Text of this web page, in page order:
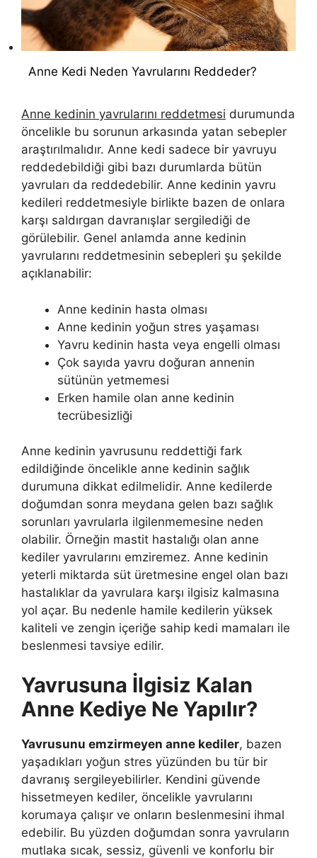
Anne Kedi Neden Yavrularını Reddeder?
Anne kedinin yavrularını reddetmesi durumunda
öncelikle bu sorunun arkasında yatan sebepler
araştırılmalıdır. Anne kedi sadece bir yavruyu
reddedebildiği gibi bazı durumlarda bütün
yavruları da reddedebilir. Anne kedinin yavru
kedileri reddetmesiyle birlikte bazen de onlara
karşı saldırgan davranışlar sergilediği de
görülebilir. Genel anlamda anne kedinin
yavrularını reddetmesinin sebepleri şu şekilde
açıklanabilir:
Anne kedinin hasta olması
Anne kedinin yoğun stres yaşaması
Yavru kedinin hasta veya engelli olması
Çok sayıda yavru doğuran annenin
sütünün yetmemesi
Erken hamile olan anne kedinin
tecrübesizliği
Anne kedinin yavrusunu reddettiği fark
edildiğinde öncelikle anne kedinin sağlık
durumuna dikkat edilmelidir. Anne kedilerde
doğumdan sonra meydana gelen bazı sağlık
sorunları yavrularla ilgilenmemesine neden
olabilir. Örneğin mastit hastalığı olan anne
kediler yavrularını emziremez. Anne kedinin
yeterli miktarda süt üretmesine engel olan bazı
hastalıklar da yavrulara karşı ilgisiz kalmasına
yol açar. Bu nedenle hamile kedilerin yüksek
kaliteli ve zengin içeriğe sahip kedi mamaları ile
beslenmesi tavsiye edilir.
Yavrusuna İlgisiz Kalan
Anne Kediye Ne Yapılır?
Yavrusunu emzirmeyen anne kediler, bazen
yaşadıkları yoğun stres yüzünden bu tür bir
davranış sergileyebilirler. Kendini güvende
hissetmeyen kediler, öncelikle yavrularını
korumaya çalışır ve onların beslenmesini ihmal
edebilir. Bu yüzden doğumdan sonra yavruların
mutlaka sıcak, sessiz, güvenli ve konforlu bir